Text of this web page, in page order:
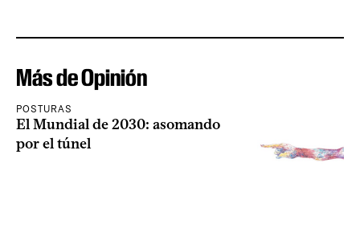
Más de Opinión
POSTURAS
El Mundial de 2030: asomando
por el túnel